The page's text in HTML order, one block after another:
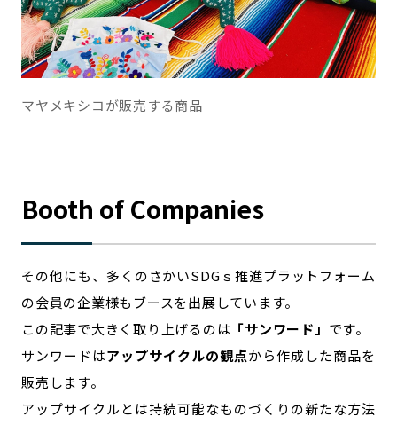
マヤメキシコが販売する商品
Booth of Companies
その他にも、多くのさかいSDGｓ推進プラットフォーム
の会員の企業様もブースを出展しています。
この記事で大きく取り上げるのは 「サンワード」 です。
サンワードはアップサイクルの観点から作成した商品を
販売します。
アップサイクルとは持続可能なものづくりの新たな方法